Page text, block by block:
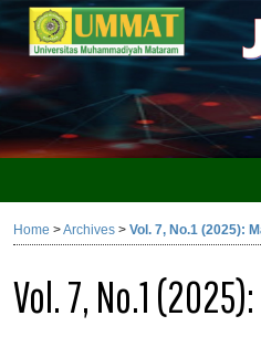
Home >Archives > Vol. 7, No.1 (2025):
Vol. 7, No.1